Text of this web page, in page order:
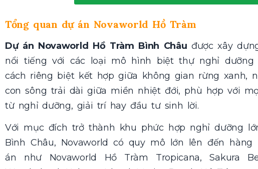
Tổng quan dự án Novaworld Hồ Tràm
Dự án Novaworld Hồ Tràm Bình Châuđược xây
nổi tiếng với các loại mô hình biệt thự nghỉ dưỡng
cách riêng biệt kết hợp giữa không gian rừng xanh,
con sông trải dài giữa miền nhiệt đới, phù hợp với
từ nghỉ dưỡng, giải trí hay đầu tư sinh lời.
Với mục đích trở thành khu phức hợp nghỉ dưỡng
Bình Châu, Novaworld có quy mô lớn lên đến
án như Novaworld Hồ Tràm Tropicana,Sakura